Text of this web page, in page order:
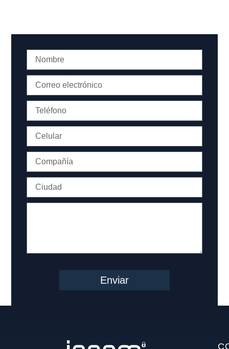
Enviar